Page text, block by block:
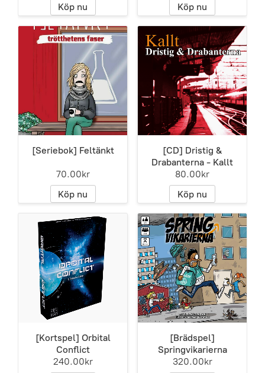
Köp nu
Köp nu
[Seriebok] Feltänkt
70.00kr
Köp nu
[CD] Dristig &
Drabanterna - Kallt
80.00kr
Köp nu
[Kortspel] Orbital
Conflict
240.00kr
[Brädspel]
Springvikarierna
320.00kr